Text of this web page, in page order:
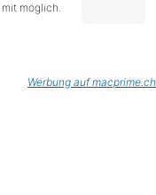
möglich.
Werbung auf macprime.ch